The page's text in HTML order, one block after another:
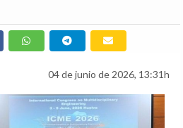
04 de junio de 2026, 13:31h